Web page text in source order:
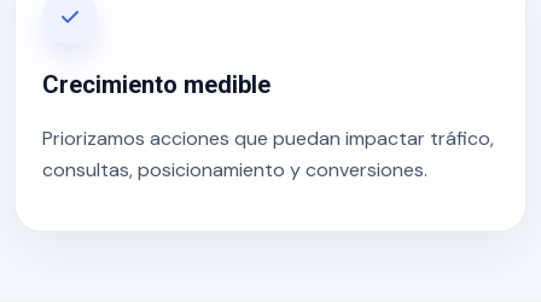
Crecimiento medible
Priorizamos acciones que puedan impactar tráfico,
consultas, posicionamiento y conversiones.